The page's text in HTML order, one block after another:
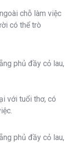
chỗ làm việc
có thể trò
với tuổi thơ, có